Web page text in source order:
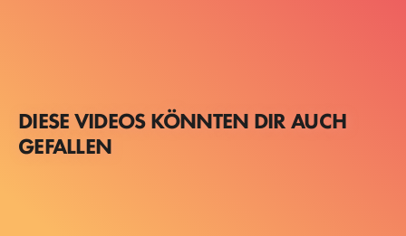
DIESE VIDEOS KÖNNTEN DIR AUCH
GEFALLEN